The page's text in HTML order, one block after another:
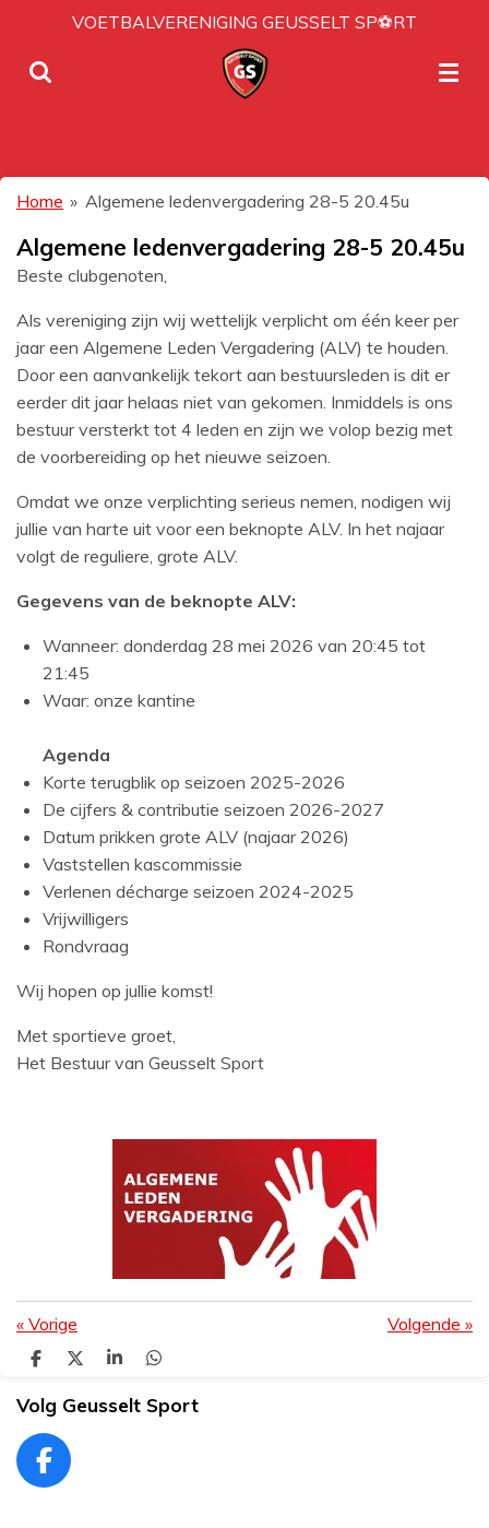
naar
VOETBALVERENIGING GEUSSELT SP⚽RT
Home » Algemene ledenvergadering 28-5 20.45u
Algemene ledenvergadering 28-5 20.45u
Beste clubgenoten,
Als vereniging zijn wij wettelijk verplicht om één keer per
jaar een Algemene Leden Vergadering (ALV) te houden.
Door een aanvankelijk tekort aan bestuursleden is dit er
eerder dit jaar helaas niet van gekomen. Inmiddels is ons
bestuur versterkt tot 4 leden en zijn we volop bezig met
de voorbereiding op het nieuwe seizoen.
Omdat we onze verplichting serieus nemen, nodigen wij
jullie van harte uit voor een beknopte ALV. In het najaar
volgt de reguliere, grote ALV.
Gegevens van de beknopte ALV:
Wanneer: donderdag 28 mei 2026 van 20:45 tot
21:45
Waar: onze kantine
Agenda
Korte terugblik op seizoen 2025-2026
De cijfers & contributie seizoen 2026-2027
Datum prikken grote ALV (najaar 2026)
Vaststellen kascommissie
Verlenen décharge seizoen 2024-2025
Vrijwilligers
Rondvraag
Wij hopen op jullie komst!
Met sportieve groet,
Het Bestuur van Geusselt Sport
« Vorige Volgende »
D
l
e
n
D
e
l
S
a
r
D
l
e
Volg Geusselt Sport
F